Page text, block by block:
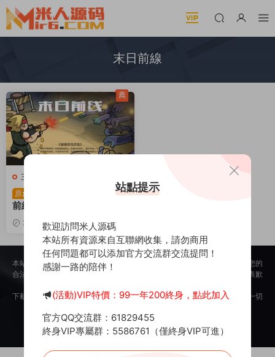
末日前線
三網H5小遊戲
原創
三網H5小遊戲【末日
前線】Win一鍵服務端+Linu
x手工服務端+視頻架設教程
2025-12-22 519 30
薦
本站所提供的内容均來自公開網絡收集、轉發、二次開發而來，若侵犯了您的
合法權益，請來信通知我們，我們會及時删除，給您帶來的不便，我們深表歉
下載用戶僅供學習交流，若使用商業用途，請購買正版授權，否則産生的一切
Copyright © 2012-2025 MiR6.COMAll Rights Reserved
投訴郵箱： Mail@Mir6.com 蜀ICP備2022016462号-2
站點提示
歡迎訪問米人源碼
本站所有資源來自互聯網收集，請勿商用
任何問題都可以添加官方交流群交流提問！
感謝一路的陪伴！
(活動)VIP特價：99一年200終身，點此加入
官方QQ交流群：61829455
終身VIP專屬群：5586761（僅終身VIP可進）